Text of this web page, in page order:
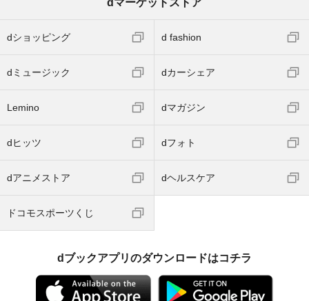
dマーケットストア
dショッピング d fashion
dミュージック dカーシェア
Lemino dマガジン
dヒッツ dフォト
dアニメストア dヘルスケア
ドコモスポーツくじ
dブックアプリのダウンロードはコチラ